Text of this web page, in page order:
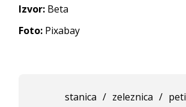
Izvor: Beta
Foto: Pixabay
stanica / zeleznica /